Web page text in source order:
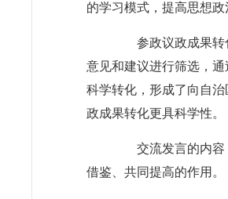
的学习模式，提高思想
参政议政成果
意见和建议进行筛选，
科学转化，形成了向自
政成果转化更具科学性。
交流发言的内
借鉴、共同提高的作用。